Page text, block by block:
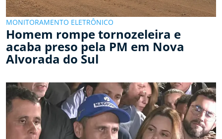
MONITORAMENTO ELETRÔNICO
Homem rompe tornozeleira e
acaba preso pela PM em Nova
Alvorada do Sul